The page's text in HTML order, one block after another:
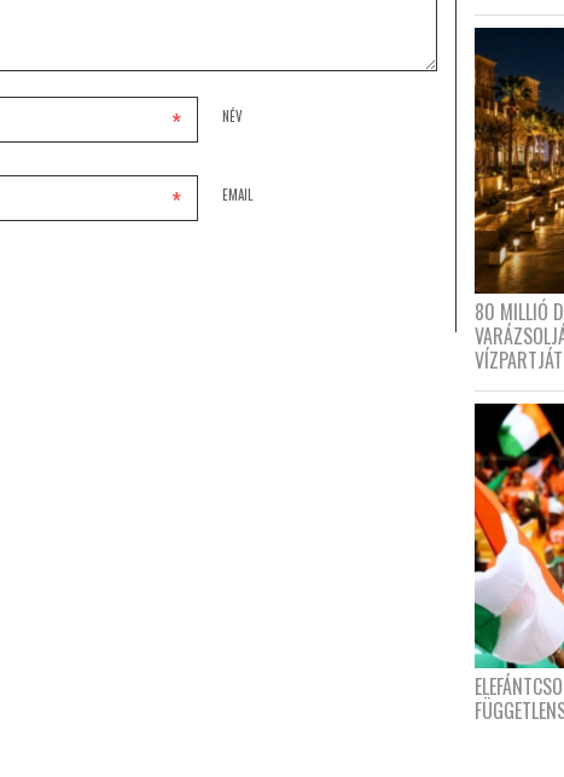
NÉV
*
EMAIL
*
80 MILLIÓ
VÍZPARTJÁT